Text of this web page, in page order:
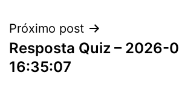
Próximo post
Resposta Quiz – 2026-
16:35:07